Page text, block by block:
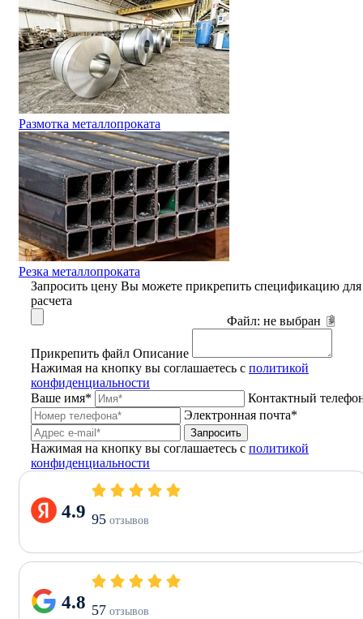
Размотка металлопроката
Резка металлопроката
Запросить цену Вы можете прикрепить спецификацию для
расчета
Файл: не выбран
Прикрепить файл Описание
Нажимая на кнопку вы соглашаетесь с политикой
конфиденциальности
Ваше имя*
Контактный
Электронная почта*
Запросить
Нажимая на кнопку вы соглашаетесь с политикой
конфиденциальности
4.9 95 отзывов
4.8 57 отзывов